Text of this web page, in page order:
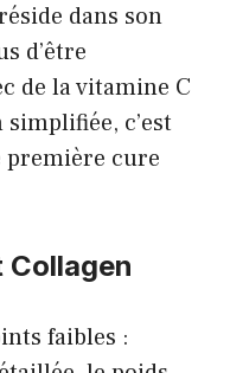
dans son
d’être
de la vitamine C
c’est
cure
Collagen
faibles :